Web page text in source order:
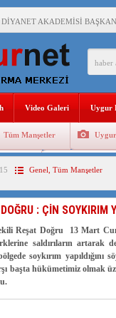
DİYANET AKADEMİSİ
150 YILDIR KAYNAYAN
ÇİN’İN UYGUR
MHP’DEN URUMÇİ KATLİAMI
ÇİN’İN ANKARA
SAADET PARTİSİ İLÇE
İŞGALCİ ÇİN,DOĞU
AZİZANA KAŞGAR : IŞIKLAR
Video Galeri Uygur
Tüm Manşetler
Genel Tüm Manşetler
: ÇİN SOYKIRIM
Reşat Doğru 13 Mart
saldırıların
soykırım
başta hükümetimiz olmak